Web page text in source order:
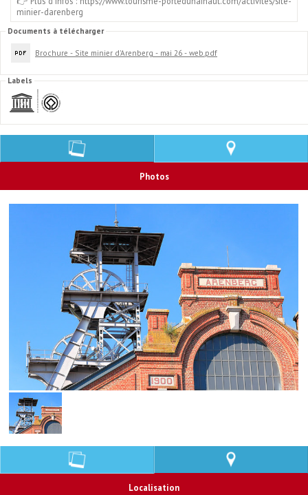
minier-darenberg
Documents à télécharger
Brochure - Site minier d'Arenberg - mai 26 - web.pdf
Labels
Photos
Localisation